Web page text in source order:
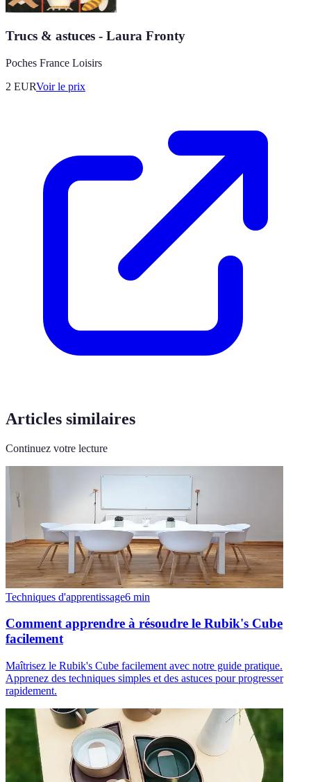
Trucs & astuces - Laura Fronty
Poches France Loisirs
2 EURVoir le prix
Articles similaires
Continuez votre lecture
Techniques d'apprentissage6 min
Comment apprendre à résoudre le Rubik's Cube
facilement
Maîtrisez le Rubik's Cube facilement avec notre guide pratique.
Apprenez des techniques simples et des astuces pour progresser
rapidement.